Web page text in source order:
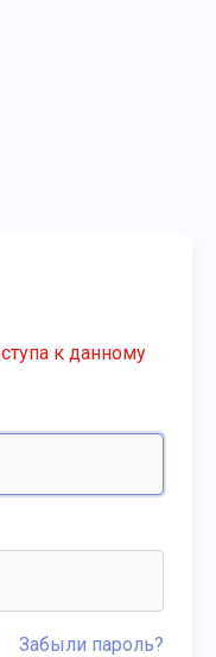
к данному
Забыли пароль?